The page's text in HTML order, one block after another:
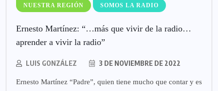
NUESTRA REGIÓN SOMOS LA RADIO
Ernesto Martínez: “…más que vivir de la radio…
aprender a vivir la radio”
LUIS GONZÁLEZ 3 DE NOVIEMBRE DE 2022
Ernesto Martínez “Padre”, quien tiene mucho que contar y es